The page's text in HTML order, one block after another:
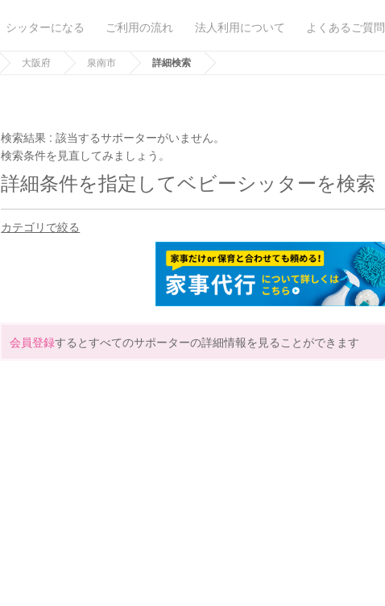
シッターになる ご利用の流れ 法人利用について よくあるご質問
大阪府 泉南市 詳細検索
検索結果 :該当するサポーターがいません。
検索条件を見直してみましょう。
詳細条件を指定してベビーシッターを検索
カテゴリで絞る
会員登録するとすべてのサポーターの詳細情報を見ることができます